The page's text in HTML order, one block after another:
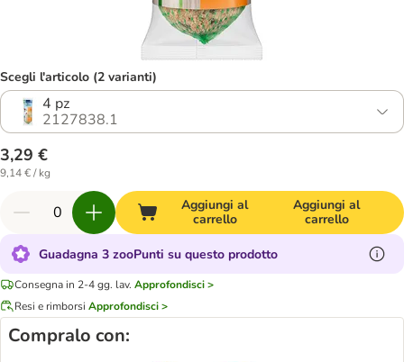
Scegli l'articolo (2 varianti)
4 pz
2127838.1
3,29 €
9,14 € / kg
Aggiungi al
carrello
Aggiungi al
carrello
Guadagna 3 zooPunti su questo prodotto
Consegna in 2-4 gg. lav. Approfondisci >
Resi e rimborsi Approfondisci >
Compralo con: